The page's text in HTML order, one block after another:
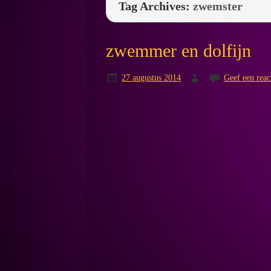
Tag Archives:zwemster
zwemmer en dolfijn
27 augustus 2014 Geef een